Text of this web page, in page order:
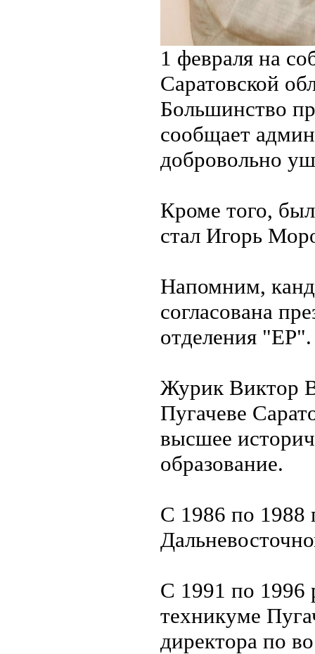
1 февраля на
Саратовской
Большинство
сообщает
добровольно
Кроме того,
стал Игорь
Напомним,
согласована
отделения "ЕР".
Журик Виктор
Пугачеве
высшее
образование.
С 1986 по 1988
С 1991 по 1996
техникуме
директора по